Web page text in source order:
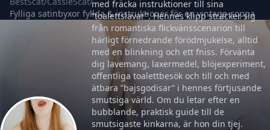
Fylliga satinbyxor fyllda & instruktioner för en vintage-soppa
med fräcka instruktioner till sina
”toalettslavar”. Hennes klipp sträcker sig
från romantiska flickvänsscenarion till
härligt förnedrande förödmjukelse, alltid
med en blinkning och ett fniss. Förvänta
dig lavemang, laxermedel, blöjexperiment,
offentliga toalettbesök och till och med
ätbara ”bajsgodisar” i hennes förtjusande
smutsiga värld. Om du letar efter en
bubblande, praktisk guide till de
smutsigaste kinkarna, är hon din tjej.